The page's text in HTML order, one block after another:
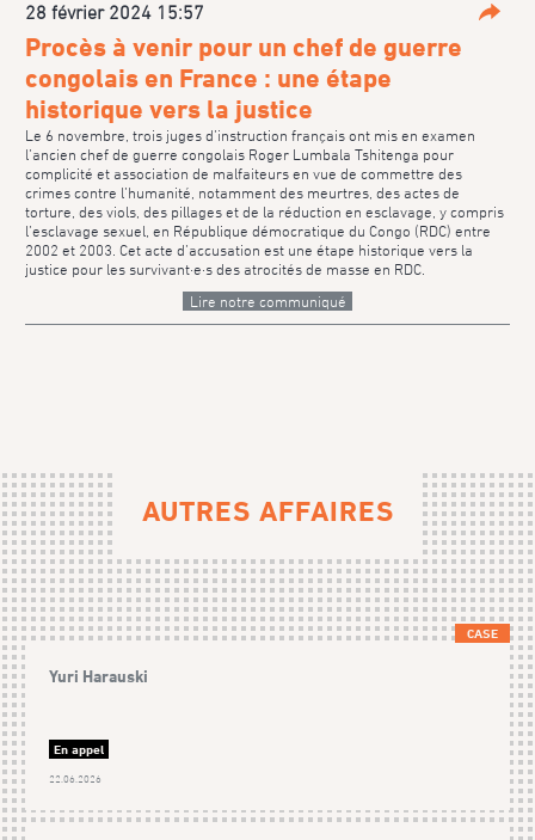
28 février 2024 15:57
Procès à venir pour un chef de guerre
congolais en France : une étape
historique vers la justice
Le 6 novembre, trois juges d’instruction français ont mis en examen
l’ancien chef de guerre congolais Roger Lumbala Tshitenga pour
complicité et association de malfaiteurs en vue de commettre des
crimes contre l’humanité, notamment des meurtres, des actes de
torture, des viols, des pillages et de la réduction en esclavage, y compris
l’esclavage sexuel, en République démocratique du Congo (RDC) entre
2002 et 2003. Cet acte d’accusation est une étape historique vers la
justice pour les survivant·e·s des atrocités de masse en RDC.
Lire notre communiqué
AUTRES AFFAIRES
CASE
Yuri Harauski
En appel
22.06.2026